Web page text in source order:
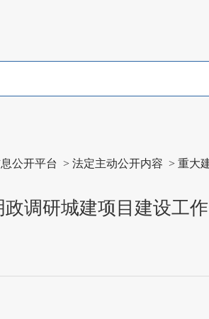
公开平台 > 法定主动公开内容 > 重大
政调研城建项目建设工作